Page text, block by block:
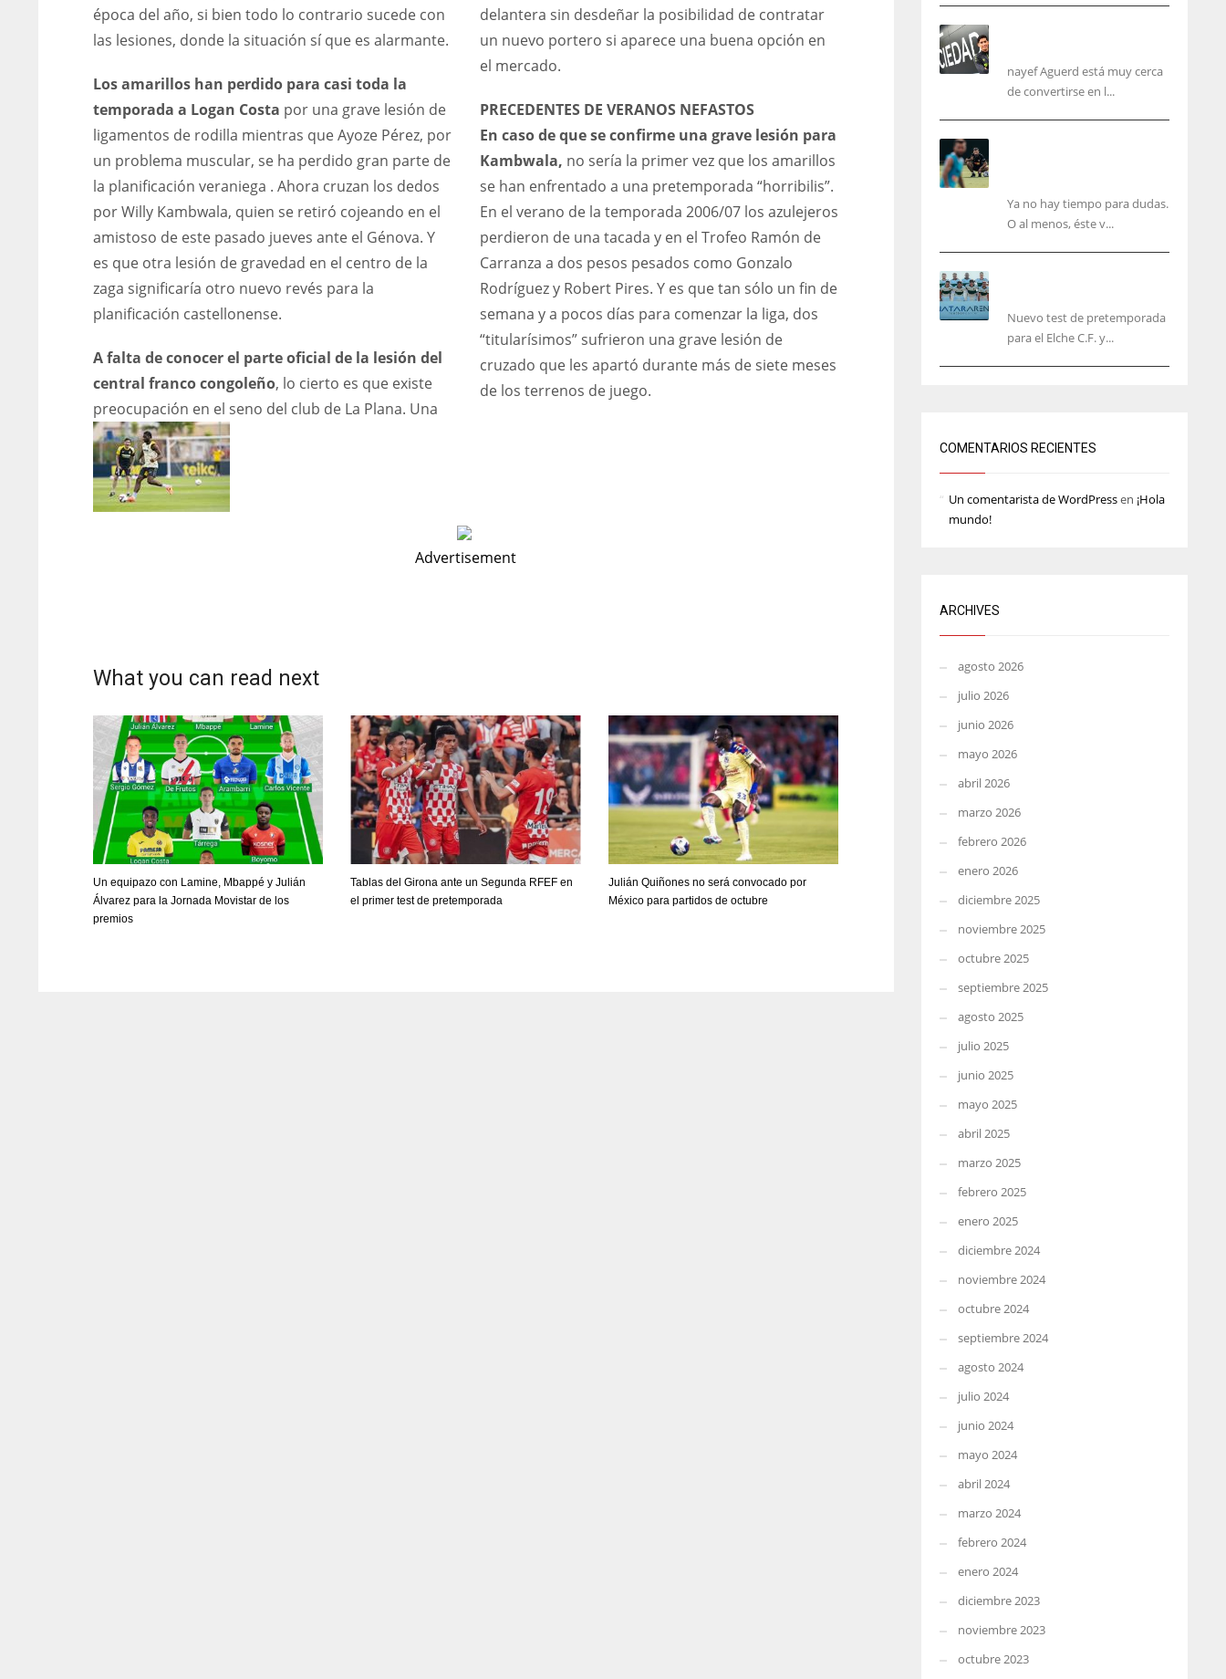
24
IND
6
época del año, si bien todo lo contrario sucede con
las lesiones, donde la situación sí que es alarmante.
Los amarillos han perdido para casi toda la
temporada a Logan Costa por una grave lesión de
ligamentos de rodilla mientras que Ayoze Pérez, por
un problema muscular, se ha perdido gran parte de
la planificación veraniega . Ahora cruzan los dedos
por Willy Kambwala, quien se retiró cojeando en el
amistoso de este pasado jueves ante el Génova. Y
es que otra lesión de gravedad en el centro de la
zaga significaría otro nuevo revés para la
planificación castellonense.
A falta de conocer el parte oficial de la lesión del
central franco congoleño, lo cierto es que existe
preocupación en el seno del club de La Plana. Una
delantera sin desdeñar la posibilidad de contratar
un nuevo portero si aparece una buena opción en
el mercado.
PRECEDENTES DE VERANOS NEFASTOS
En caso de que se confirme una grave lesión para
Kambwala, no sería la primer vez que los amarillos
se han enfrentado a una pretemporada “horribilis”.
En el verano de la temporada 2006/07 los azulejeros
perdieron de una tacada y en el Trofeo Ramón de
Carranza a dos pesos pesados como Gonzalo
Rodríguez y Robert Pires. Y es que tan sólo un fin de
semana y a pocos días para comenzar la liga, dos
“titularísimos” sufrieron una grave lesión de
cruzado que les apartó durante más de siete meses
de los terrenos de juego.
Advertisement
What you can read next
Un equipazo con Lamine, Mbappé y Julián
Álvarez para la Jornada Movistar de los
premios
Tablas del Girona ante un Segunda RFEF en
el primer test de pretemporada
Julián Quiñones no será convocado por
México para partidos de octubre
nayef Aguerd está muy cerca
de convertirse en l...
Ya no hay tiempo para dudas.
O al menos, éste v...
Nuevo test de pretemporada
para el Elche C.F. y...
COMENTARIOS RECIENTES
Un comentarista de WordPressen ¡Hola
mundo!
ARCHIVES
agosto 2026
julio 2026
junio 2026
mayo 2026
abril 2026
marzo 2026
febrero 2026
enero 2026
diciembre 2025
noviembre 2025
octubre 2025
septiembre 2025
agosto 2025
julio 2025
junio 2025
mayo 2025
abril 2025
marzo 2025
febrero 2025
enero 2025
diciembre 2024
noviembre 2024
octubre 2024
septiembre 2024
agosto 2024
julio 2024
junio 2024
mayo 2024
abril 2024
marzo 2024
febrero 2024
enero 2024
diciembre 2023
noviembre 2023
octubre 2023